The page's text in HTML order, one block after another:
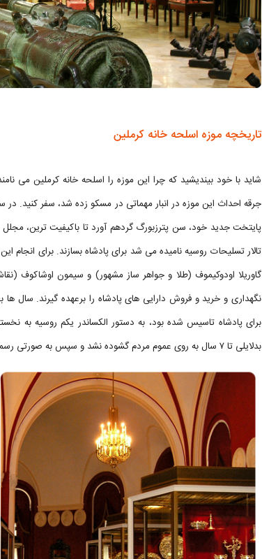
تاریخچه موزه اسلحه خانه کرملین
شاید با خود بیندیشید که چرا این موزه را اسلحه خانه کرملین می
پایتخت جدید خود، سن پترزبورگ گردهم آورد تا باکیفیت ترین،
تالار تسلیحات روسیه نامیده می شد برای پادشاه بسازند. برای انجام
گاوریلا اودوکیموف (طلا و جواهر ساز مشهور) و سیمون اوشاکوف
برای پادشاه تاسیس شده بود، به دستور الکساندر یکم روسیه به
بدلایلی تا ۷ سال به روی عموم مردم گشوده نشد و سپس به صورتی رسمی تاسیس گشت.